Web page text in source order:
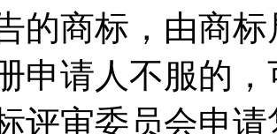
的商标，由商
申请人不服的
评审委员会申